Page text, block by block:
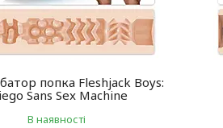
попка Fleshjack Boys:
Sans Sex Machine
В наявності